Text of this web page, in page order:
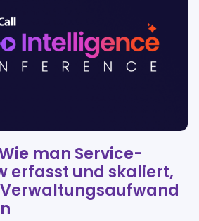
man Service-
erfasst und skaliert,